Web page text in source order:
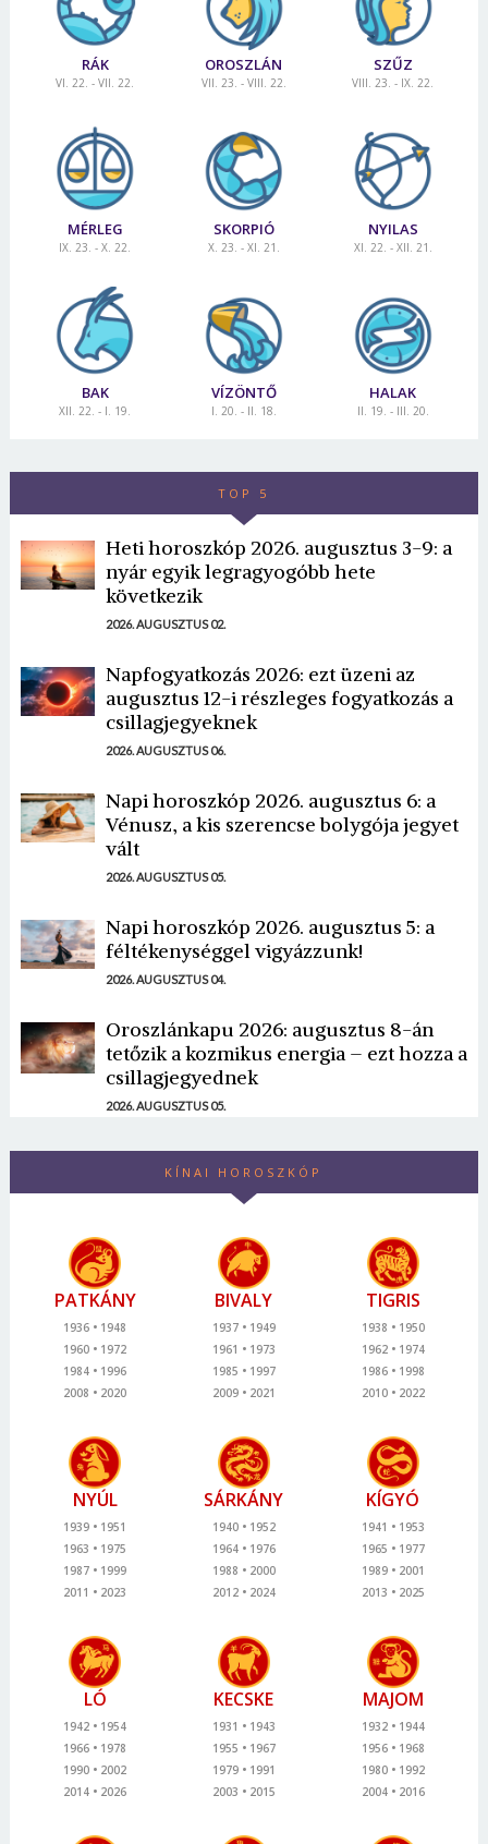
RÁK
VI. 22. - VII. 22.
OROSZLÁN
VII. 23. - VIII. 22.
SZŰZ
VIII. 23. - IX. 22.
MÉRLEG
IX. 23. - X. 22.
SKORPIÓ
X. 23. - XI. 21.
NYILAS
XI. 22. - XII. 21.
BAK
XII. 22. - I. 19.
VÍZÖNTŐ
I. 20. - II. 18.
HALAK
II. 19. - III. 20.
TOP 5
Heti horoszkóp 2026. augusztus 3-9: a
nyár egyik legragyogóbb hete
következik
2026. AUGUSZTUS 02.
Napfogyatkozás 2026: ezt üzeni az
augusztus 12-i részleges fogyatkozás a
csillagjegyeknek
2026. AUGUSZTUS 06.
Napi horoszkóp 2026. augusztus 6: a
Vénusz, a kis szerencse bolygója jegyet
vált
2026. AUGUSZTUS 05.
Napi horoszkóp 2026. augusztus 5: a
féltékenységgel vigyázzunk!
2026. AUGUSZTUS 04.
Oroszlánkapu 2026: augusztus 8-án
tetőzik a kozmikus energia – ezt hozza a
csillagjegyednek
2026. AUGUSZTUS 05.
KÍNAI HOROSZKÓP
PATKÁNY
1936
1948
1960
1972
1984
1996
2008
2020
BIVALY
1937
1949
1961
1973
1985
1997
2009
2021
TIGRIS
1938
1950
1962
1974
1986
1998
2010
2022
NYÚL
1939
1951
1963
1975
1987
1999
2011
2023
SÁRKÁNY
1940
1952
1964
1976
1988
2000
2012
2024
KÍGYÓ
1941
1953
1965
1977
1989
2001
2013
2025
LÓ
1942
1954
1966
1978
1990
2002
2014
2026
KECSKE
1931
1943
1955
1967
1979
1991
2003
2015
MAJOM
1932
1944
1956
1968
1980
1992
2004
2016